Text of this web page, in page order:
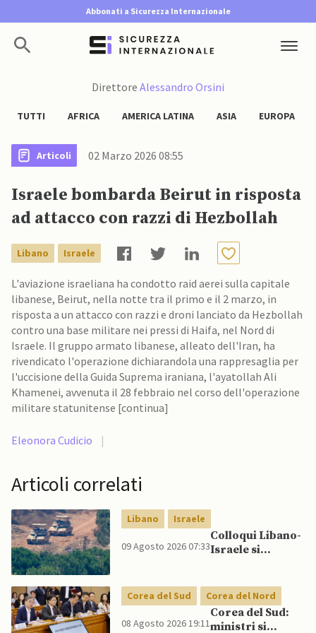
Abbonati a Sicurezza Internazionale
Direttore Alessandro Orsini
TUTTI AFRICA AMERICA LATINA ASIA EUROPA
Articoli 02 Marzo 2026 08:55
Israele bombarda Beirut in risposta
ad attacco con razzi di Hezbollah
Libano Israele
L'aviazione israeliana ha condotto raid aerei sulla capitale
libanese, Beirut, nella notte tra il primo e il 2 marzo, in
risposta a un attacco con razzi e droni lanciato da Hezbollah
contro una base militare nei pressi di Haifa, nel Nord di
Israele. Il gruppo armato libanese, alleato dell'Iran, ha
rivendicato l'operazione dichiarandola una rappresaglia per
l'uccisione della Guida Suprema iraniana, l'ayatollah Ali
Khamenei, avvenuta il 28 febbraio nel corso dell'operazione
militare statunitense [continua]
Eleonora Cudicio |
Articoli correlati
Libano Israele
09 Agosto 2026 07:33
Colloqui Libano-
Israele si
dopo raid
israeliani nel Sud
Corea del Sud Corea del Nord
08 Agosto 2026 19:11
Corea del Sud:
ministri si